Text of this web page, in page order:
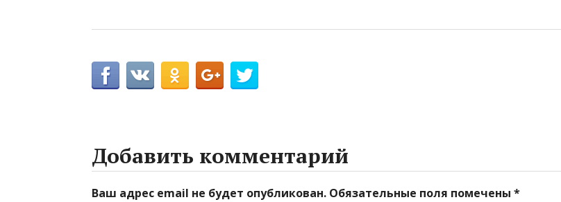
Добавить комментарий
Ваш адрес email не будет опубликован. Обязательные поля помечены *